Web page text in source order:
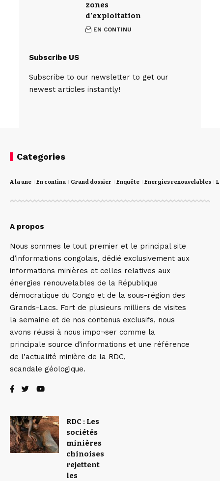
zones
d’exploitation
EN CONTINU
Subscribe US
Subscribe to our newsletter to get our
newest articles instantly!
Categories
A la une En continu Grand dossier Enquête Energies renouvelables
A propos
Nous sommes le tout premier et le principal site
d’informations congolais, dédié exclusivement aux
informations minières et celles relatives aux
énergies renouvelables de la République
démocratique du Congo et de la sous-région des
Grands-Lacs. Fort de plusieurs milliers de visites
la semaine et de nos contenus exclusifs, nous
avons réussi à nous impo¬ser comme la
principale source d’informations et une référence
de l’actualité minière de la RDC,
scandale géologique.
RDC : Les
sociétés
minières
chinoises
rejettent
les